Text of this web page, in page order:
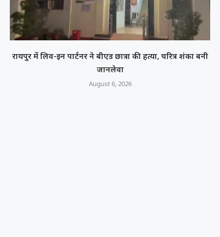
रायपुर में लिव-इन पार्टनर ने बीएड छात्रा की हत्या, चरित्र शंका बनी
जानलेवा
August 6, 2026